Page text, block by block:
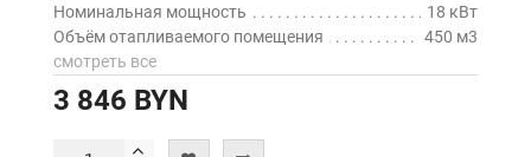
Номинальная мощность
18 кВт
Объём отапливаемого помещения
450 м3
смотреть все
3 846 BYN